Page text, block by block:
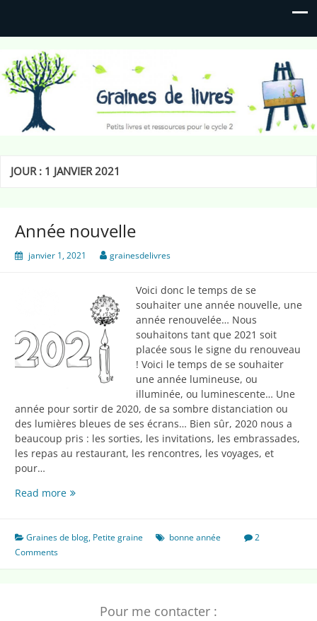
Graines de livres
Petits livres et ressources pour le cycle 2
JOUR : 1 JANVIER 2021
Année nouvelle
janvier 1, 2021 grainesdelivres
Voici donc le temps de se
souhaiter une année nouvelle, une
année renouvelée… Nous
souhaitons tant que 2021 soit
placée sous le signe du renouveau
! Voici le temps de se souhaiter
une année lumineuse, ou
illuminée, ou luminescente… Une
année pour sortir de 2020, de sa sombre distanciation ou
des lumières bleues de ses écrans… Bien sûr, 2020 nous a
beaucoup pris : les sorties, les invitations, les embrassades,
les repas au restaurant, les rencontres, les voyages, et
pour…
Read moreAnnée
Graines de blog, Petite graine bonne année
2
Comments
Pour me contacter :